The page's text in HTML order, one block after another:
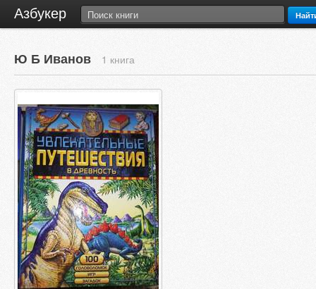
Азбукер
Ю Б Иванов 1 книга